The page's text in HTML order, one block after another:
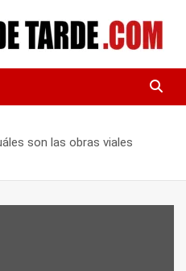
TARDE
son las obras viales